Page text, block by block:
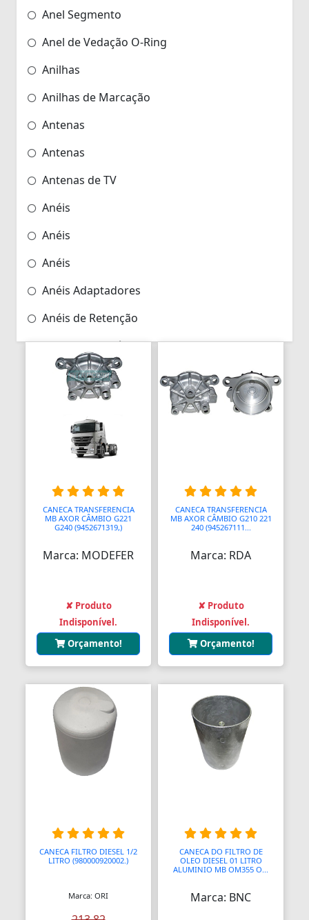
Anel Segmento
Anel de Vedação O-Ring
Anilhas
Anilhas de Marcação
Antenas
Antenas
Antenas de TV
Anéis
Anéis
Anéis
Anéis Adaptadores
Anéis de Retenção
Aparelhos Autónomos
Aparelhos de Choque
Aparelhos de Osmoses Reversa
Aplicadores de Brincos
Apoio de Cabeças
Apoios de Braço
Apoios para Pés
Aquecedores para Dutos de Ar
Arames
Areia
Ares Comprimidos
Armas de Propulsão
Aros
Arrastes
Arruelas
CANECA TRANSFERENCIA
MB AXOR CÂMBIO G221
G240 (9452671319,)
Marca: MODEFER
✘ Produto
Indisponível.
Orçamento!
CANECA TRANSFERENCIA
MB AXOR CÂMBIO G210 221
240 (945267111...
Marca: RDA
✘ Produto
Indisponível.
Orçamento!
CANECA FILTRO DIESEL 1/2
LITRO (980000920002.)
Marca: ORI
CANECA DO FILTRO DE
OLEO DIESEL 01 LITRO
ALUMINIO MB OM355 O...
Marca: BNC